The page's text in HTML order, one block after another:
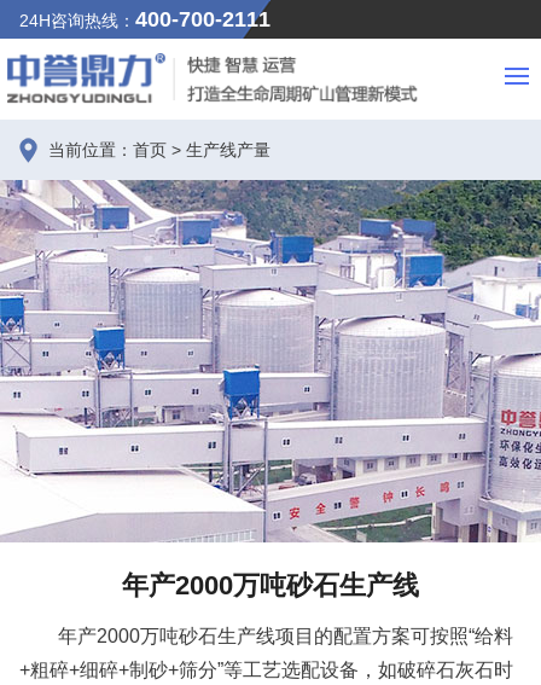
24H咨询热线： 400-700-2111
当前位置： 首页 > 生产线产量
年产2000万吨砂石生产线
年产2000万吨砂石生产线项目的配置方案可按照“给料
+粗碎+细碎+制砂+筛分”等工艺选配设备，如破碎石灰石时